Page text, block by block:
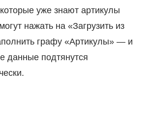
уже знают артикулы
нажать на «Загрузить из
графу «Артикулы» — и
данные подтянутся